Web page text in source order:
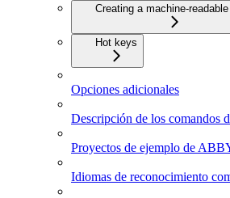
Creating a machine-
Hot keys
Opciones adicionales
Descripción de los comandos
Proyectos de ejemplo de
Idiomas de reconocimiento